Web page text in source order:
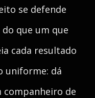
se defende
que um que
cada resultado
uniforme: dá
companheiro de